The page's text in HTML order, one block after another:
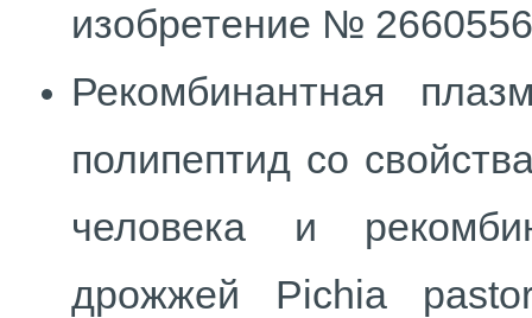
изобретение №
Рекомбинантная
полипептид со
человека и
дрожжей Pichia